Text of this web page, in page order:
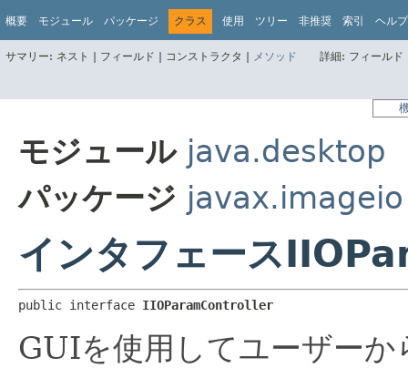
概要 モジュール パッケージ クラス 使用 ツリー 非推奨 索引 ヘルプ
サマリー: ネスト | フィールド | コンストラクタ | メソッド 詳細: フィール
モジュール java.desktop
パッケージ javax.imageio
インタフェース
public interface IIOParamController
GUIを使用してユーザー